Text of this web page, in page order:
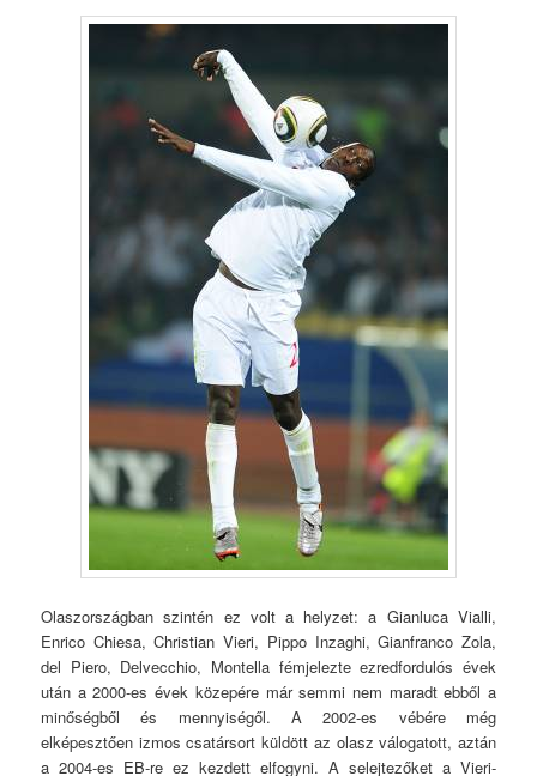
Olaszországban szintén ez volt a helyzet: a Gianluca Vialli,
Enrico Chiesa, Christian Vieri, Pippo Inzaghi, Gianfranco Zola,
del Piero, Delvecchio, Montella fémjelezte ezredfordulós évek
után a 2000-es évek közepére már semmi nem maradt ebből a
minőségből és mennyiségől. A 2002-es vébére még
elképesztően izmos csatársort küldött az olasz válogatott, aztán
a 2004-es EB-re ez kezdett elfogyni. A selejtezőket a Vieri-